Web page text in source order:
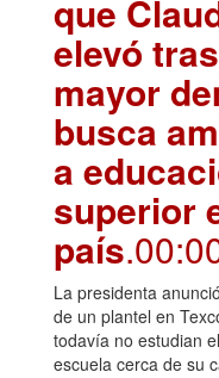
que
elevó
mayor
busca
a
superior
país
La presidenta
de un plantel en
todavía no estudian
escuela cerca de su